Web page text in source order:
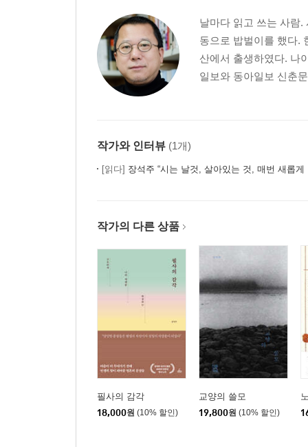
날마다 읽고 쓰는 사람.
동으로 밥벌이를 했다.
산에서 출생하였다. 나
일보와 동아일보 신춘
작가와 인터뷰 (1개)
[읽다] 장석주 “시는 날것, 살아있는 것, 매번 새롭게
작가의 다른 상품
필사의 감각
18,000원 (10% 할인)
교양의 쓸모
19,800원 (10% 할인)